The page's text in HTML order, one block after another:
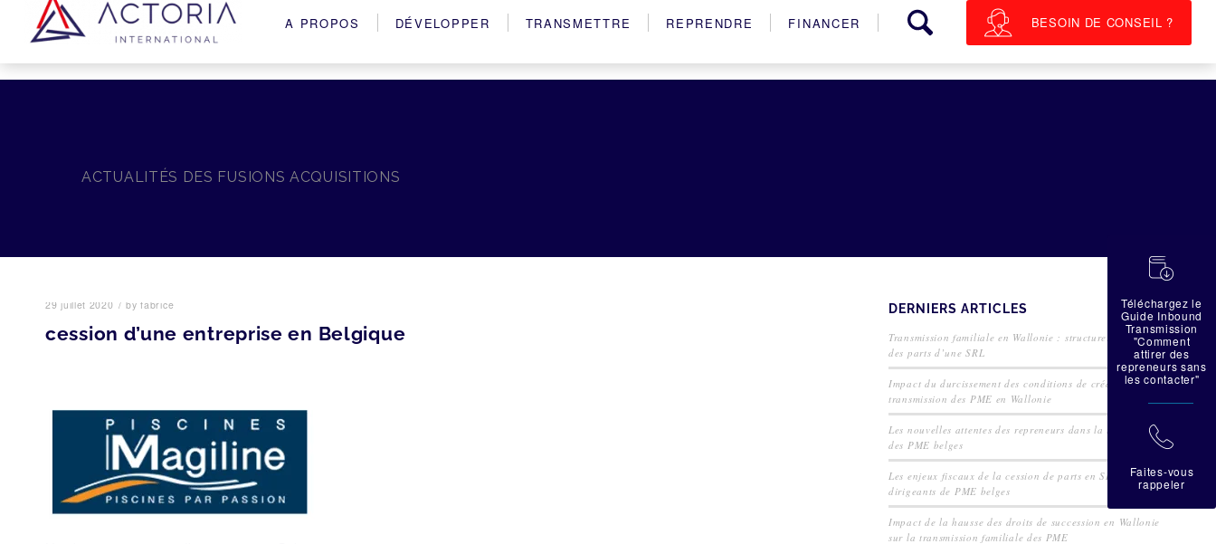
A PROPOS DÉVELOPPER TRANSMETTRE REPRENDRE FINANCER BESOIN DE CONSEIL ?
ACTUALITÉS DES FUSIONS ACQUISITIONS
29 juillet 2020 / byfabrice
cession d’une entreprise en Belgique
DERNIERS ARTICLES
Transmission familiale en Wallonie : structurer la cession
des parts d’une SRL
Impact du durcissement des conditions de crédit sur la
transmission des PME en Wallonie
Les nouvelles attentes des repreneurs dans la transmission
des PME belges
Les enjeux fiscaux de la cession de parts en SRL pour les
dirigeants de PME belges
Impact de la hausse des droits de succession en Wallonie
sur la transmission familiale des PME
蠟
Téléchargez le
Guide Inbound
Transmission
"Comment
attirer des
repreneurs sans
les contacter"
拉
Faites-vous
rappeler